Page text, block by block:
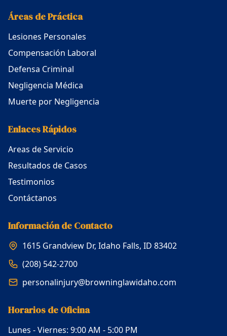
Áreas de Práctica
Lesiones Personales
Compensación Laboral
Defensa Criminal
Negligencia Médica
Muerte por Negligencia
Enlaces Rápidos
Areas de Servicio
Resultados de Casos
Testimonios
Contáctanos
Información de Contacto
1615 Grandview Dr, Idaho Falls, ID 83402
(208) 542-2700
personalinjury@browninglawidaho.com
Horarios de Oficina
Lunes - Viernes: 9:00 AM - 5:00 PM